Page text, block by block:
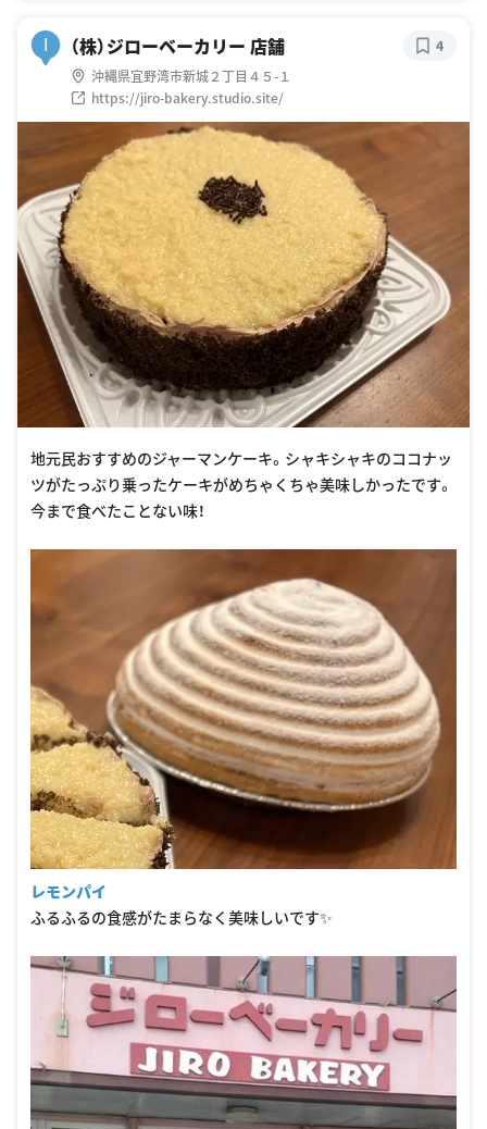
I （株）ジローベーカリー 店舗
沖縄県宜野湾市新城２丁目４５-１
https://jiro-bakery.studio.site/
4
地元民おすすめのジャーマンケーキ。シャキシャキのココナッ
ツがたっぷり乗ったケーキがめちゃくちゃ美味しかったです。
今まで食べたことない味！
レモンパイ
ふるふるの食感がたまらなく美味しいです✨